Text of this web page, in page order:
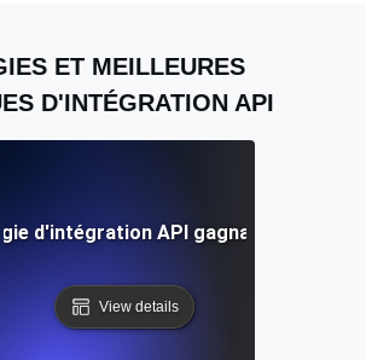
ET MEILLEURES
D'INTÉGRATION API
d'intégration API gagnante : un
View details